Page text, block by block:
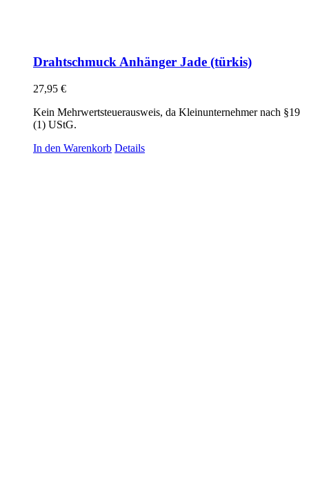
Drahtschmuck Anhänger Jade (türkis)
27,95 €
Kein Mehrwertsteuerausweis, da Kleinunternehmer nach §19
(1) UStG.
In den Warenkorb Details